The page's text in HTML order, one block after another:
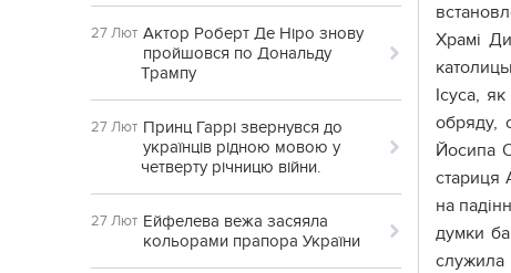
27 Лют Актор Роберт Де Ніро знову
пройшовся по Дональду
Трампу
27 Лют Принц Гаррі звернувся до
українців рідною мовою у
четверту річницю війни.
27 Лют Ейфелева вежа засяяла
кольорами прапора України
Храмі
Ісуса,
обряду,
Йосипа
стариця
на
думки
служила